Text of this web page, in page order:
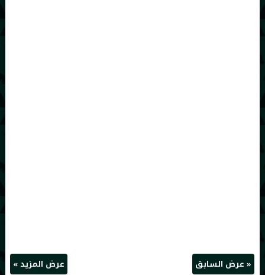
« عرض السابق عرض المزيد »